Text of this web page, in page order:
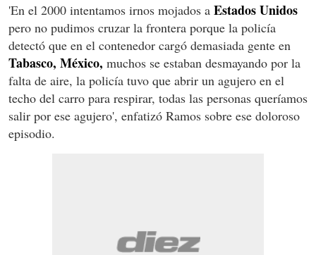
'En el 2000 intentamos irnos mojados a Estados Unidos
pero no pudimos cruzar la frontera porque la policía
detectó que en el contenedor cargó demasiada gente en
Tabasco, México, muchos se estaban desmayando por la
falta de aire, la policía tuvo que abrir un agujero en el
techo del carro para respirar, todas las personas queríamos
salir por ese agujero', enfatizó Ramos sobre ese doloroso
episodio.